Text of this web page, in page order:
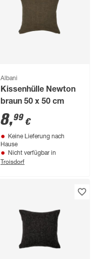
Albani
Kissenhülle Newton
braun 50 x 50 cm
8,99 €
Keine Lieferung nach
Hause
Nicht verfügbar in
Troisdorf